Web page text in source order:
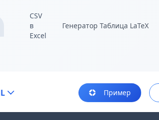
CSV
в
Excel
Генератор Таблица LaTeX
Пример